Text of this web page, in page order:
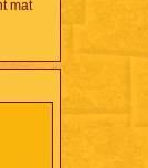
mat